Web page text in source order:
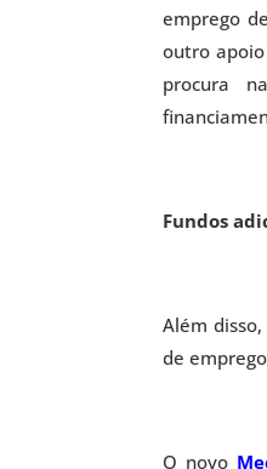
emprego
outro
procura
Fundos
Além
de
O novo